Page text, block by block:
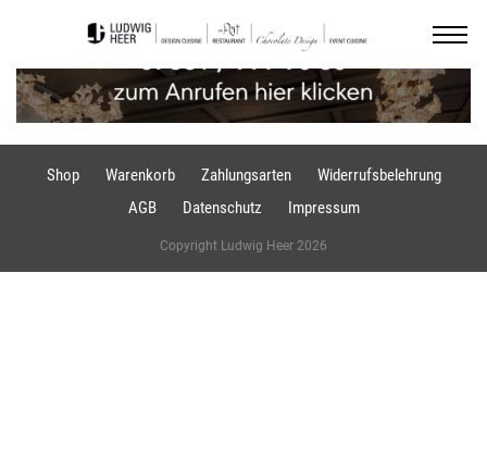
Shop Warenkorb Zahlungsarten
Widerrufsbelehrung
AGB
Datenschutz Impressum
Copyright Ludwig Heer 2026